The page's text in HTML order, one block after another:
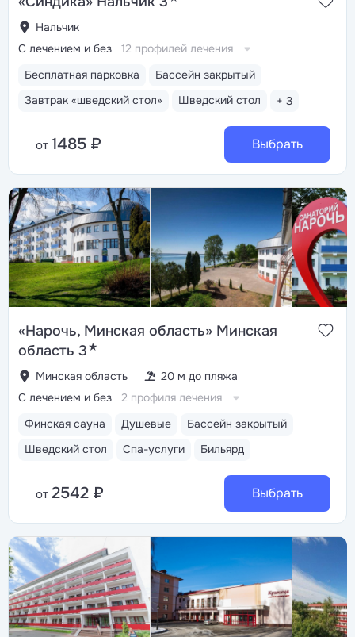
Нальчик
Бесплатная парковка
Бассейн закрытый
Завтрак «шведский стол»
Шведский стол + 3
С лечением и без 12 профилей лечения
от 1485 ₽ Выбрать
«Нарочь, Минская область» Минская
область 3★
Минская область 20 м до пляжа
Финская сауна Душевые
Бассейн закрытый
Шведский стол
Спа-услуги Бильярд
С лечением и без 2 профиля лечения
от 2542 ₽ Выбрать